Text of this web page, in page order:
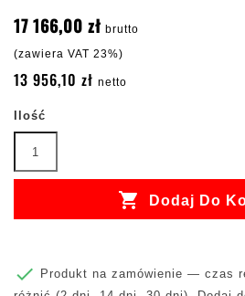
17 166,00 zł brutto
(zawiera VAT 23%)
13 956,10 zł netto
Ilość
 Dodaj Do

Produkt na zamówienie — czas